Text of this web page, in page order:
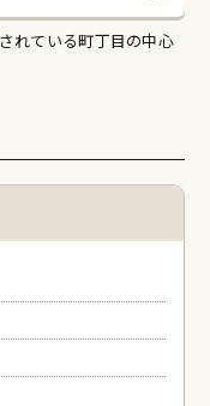
れている町丁目の中心